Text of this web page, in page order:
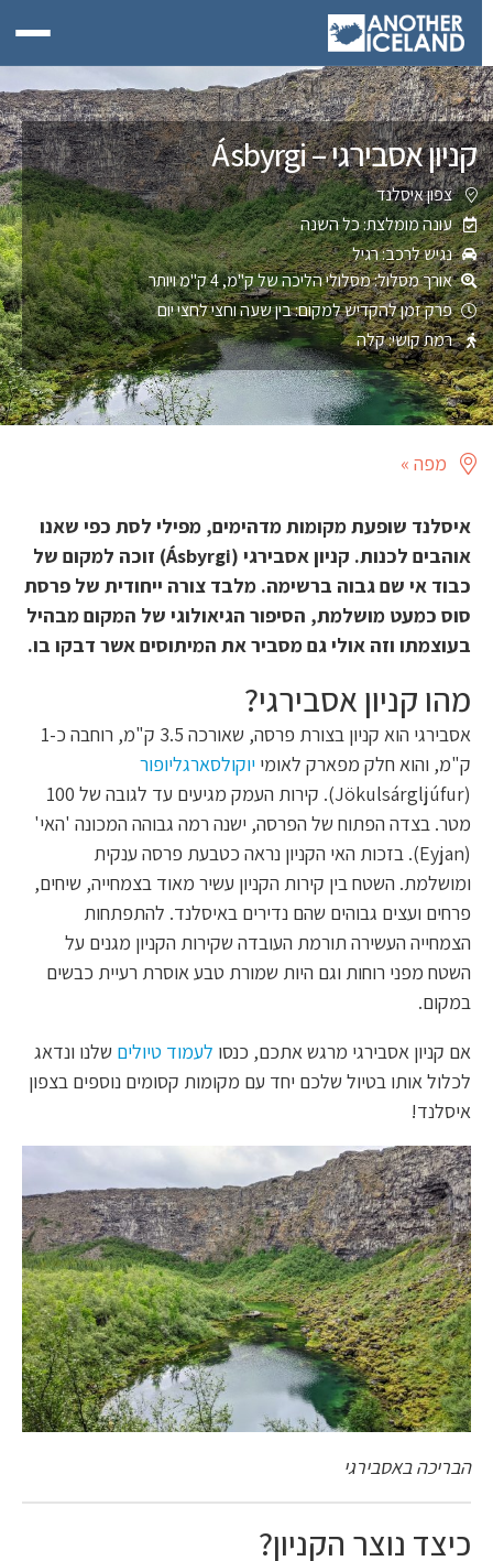
קניון אסבירגי – Ásbyrgi
צפון איסלנד
עונה מומלצת: כל השנה
נגיש לרכב: רגיל
אורך מסלול: מסלולי הליכה של ק"מ, 4 ק"מ ויותר
פרק זמן להקדיש למקום: בין שעה וחצי לחצי יום
רמת קושי: קלה
מפה »
איסלנד שופעת מקומות מדהימים, מפילי לסת כפי שאנו
אוהבים לכנות. קניון אסבירגי (Ásbyrgi) זוכה למקום של
כבוד אי שם גבוה ברשימה. מלבד צורה ייחודית של פרסת
סוס כמעט מושלמת, הסיפור הגיאולוגי של המקום מבהיל
בעוצמתו וזה אולי גם מסביר את המיתוסים אשר דבקו בו.
מהו קניון אסבירגי?
אסבירגי הוא קניון בצורת פרסה, שאורכה 3.5 ק"מ, רוחבה כ-1
ק"מ, והוא חלק מפארק לאומי יוקולסארגליופור
(Jökulsárgljúfur). קירות העמק מגיעים עד לגובה של 100
מטר. בצדה הפתוח של הפרסה, ישנה רמה גבוהה המכונה 'האי'
(Eyjan). בזכות האי הקניון נראה כטבעת פרסה ענקית
ומושלמת. השטח בין קירות הקניון עשיר מאוד בצמחייה, שיחים,
פרחים ועצים גבוהים שהם נדירים באיסלנד. להתפתחות
הצמחייה העשירה תורמת העובדה שקירות הקניון מגנים על
השטח מפני רוחות וגם היות שמורת טבע אוסרת רעיית כבשים
במקום.
אם קניון אסבירגי מרגש אתכם, כנסו לעמוד טיוליםשלנו ונדאג
לכלול אותו בטיול שלכם יחד עם מקומות קסומים נוספים בצפון
איסלנד!
הבריכה באסבירגי
כיצד נוצר הקניון?